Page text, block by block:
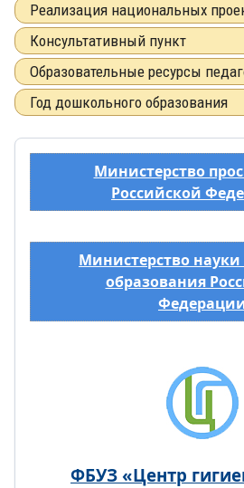
Реализация национальных
Консультативный пункт
Образовательные ресурсы
Год дошкольного образования
Министерство
Российской
Министерство
образования
ФБУЗ «Центр